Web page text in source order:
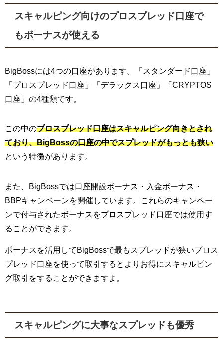
スキャルピング向けのプロスプレッド口座で
もボーナスが使える
BigBossには4つの口座があります。「スタンダード口座」
「プロスプレッド口座」「デラックス口座」「CRYPTOS
口座」の4種類です。
この中のプロスプレッド口座はスキャルピング向きとされ
ており、BigBossの口座の中でスプレッドがもっとも狭い
という特徴があります。
また、BigBossでは口座開設ボーナス・入金ボーナス・
BBPキャンペーンを開催しています。これらのキャンペー
ンで付与されたボーナスをプロスプレッド口座では使用す
ることができます。
ボーナスを活用してBigBossで最もスプレッドが狭いプロス
プレッド口座を使って取引するとよりお得にスキャルピン
グ取引をすることができますよ。
スキャルピングに大事なスプレッドも優秀